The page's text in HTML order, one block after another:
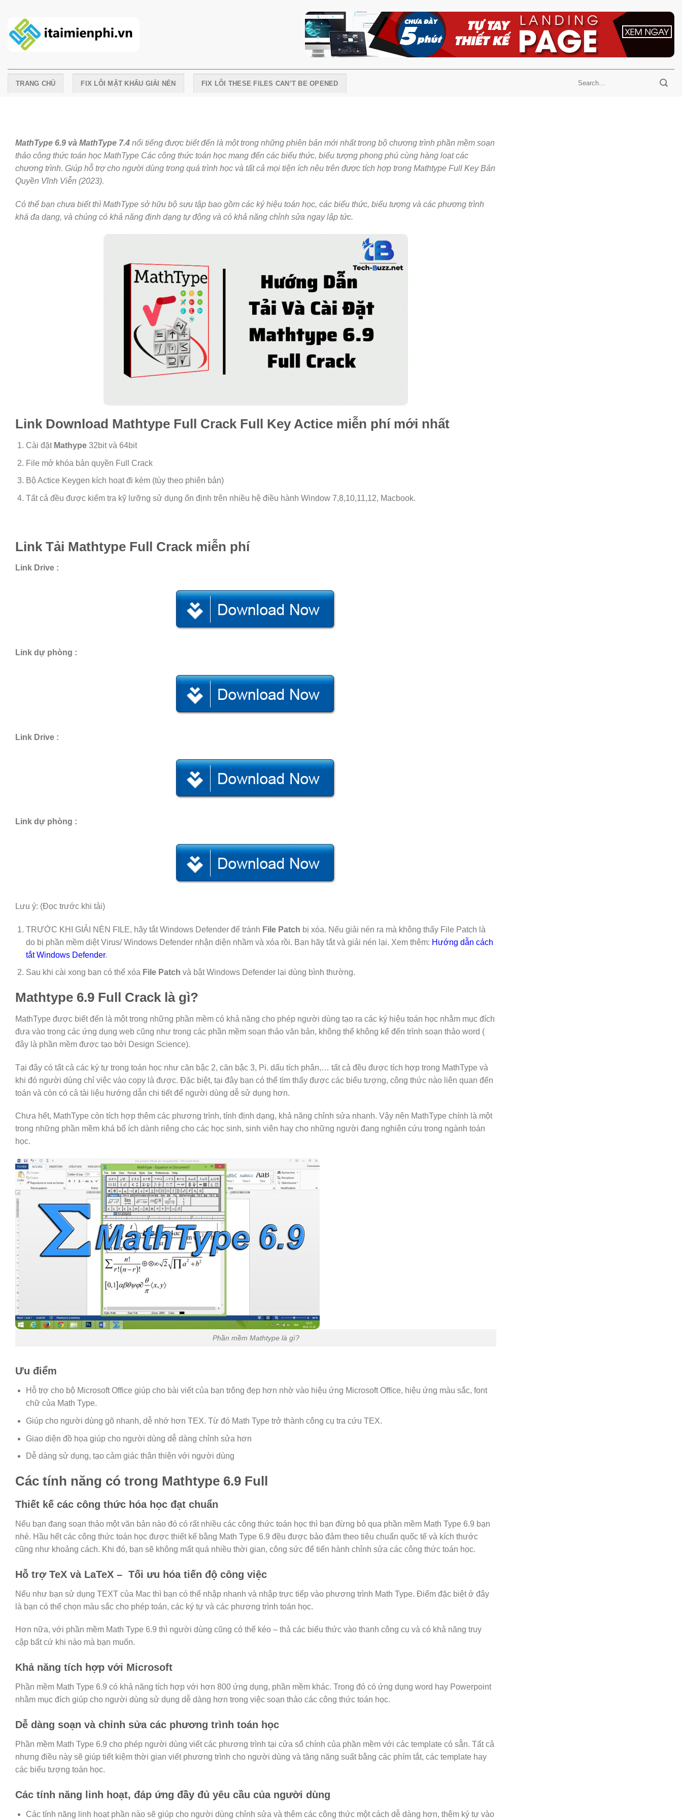
content
TRANG CHỦ FIX LỖI MẬT KHẨU GIẢI NÉN FIX LỖI THESE FILES CAN’T BE OPENED
MathType 6.9 và MathType 7.4 nổi tiếng được biết đến là một trong những phiên bản mới nhất trong bộ chương trình phần mềm soạn
thảo công thức toán học MathType Các công thức toán học mang đến các biểu thức, biểu tượng phong phú cùng hàng loạt các
chương trình. Giúp hỗ trợ cho người dùng trong quá trình học và tất cả mọi tiện ích nêu trên được tích hợp trong Mathtype Full Key Bản
Quyền Vĩnh Viễn (2023).
Có thể bạn chưa biết thì MathType sở hữu bộ sưu tập bao gồm các ký hiệu toán học, các biểu thức, biểu tượng và các phương trình
khá đa dạng, và chúng có khả năng định dạng tự động và có khả năng chỉnh sửa ngay lập tức.
Link Download Mathtype Full Crack Full Key Actice miễn phí mới nhất
Cài đặt Mathype32bit và 64bit
File mở khóa bản quyền Full Crack
Bộ Actice Keygen kích hoạt đi kèm (tùy theo phiên bản)
Tất cả đều được kiểm tra kỹ lưỡng sử dụng ổn định trên nhiều hệ điều hành Window 7,8,10,11,12, Macbook.
Link Tải Mathtype Full Crack miễn phí
Link Drive :
Link dự phòng :
Link Drive :
Link dự phòng :
Lưu ý: (Đọc trước khi tải)
TRƯỚC KHI GIẢI NÉN FILE, hãy tắt Windows Defender để tránh File Patch bị xóa. Nếu giải nén ra mà không thấy File Patch là
do bị phần mềm diệt Virus/ Windows Defender nhận diện nhầm và xóa rồi. Bạn hãy tắt và giải nén lại. Xem thêm: Hướng dẫn cách
tắt Windows Defender.
Sau khi cài xong bạn có thể xóa File Patch và bật Windows Defender lại dùng bình thường.
Mathtype 6.9 Full Crack là gì?
MathType được biết đến là một trong những phần mềm có khả năng cho phép người dùng tạo ra các ký hiệu toán học nhằm mục đích
đưa vào trong các ứng dụng web cũng như trong các phần mềm soạn thảo văn bản, không thể không kể đến trình soạn thảo word (
đây là phần mềm được tạo bởi Design Science).
Tại đây có tất cả các ký tự trong toán học như căn bậc 2, căn bậc 3, Pi. dấu tích phân,… tất cả đều được tích hợp trong MathType và
khi đó người dùng chỉ việc vào copy là được. Đặc biệt, tại đây bạn có thể tìm thấy được các biểu tượng, công thức nào liên quan đến
toán và còn có cả tài liệu hướng dẫn chi tiết để người dùng dễ sử dụng hơn.
Chưa hết, MathType còn tích hợp thêm các phương trình, tính định dạng, khả năng chỉnh sửa nhanh. Vậy nên MathType chính là một
trong những phần mềm khá bổ ích dành riêng cho các học sinh, sinh viên hay cho những người đang nghiên cứu trong ngành toán
học.
Phần mềm Mathtype là gì?
Ưu điểm
Hỗ trợ cho bộ Microsoft Office giúp cho bài viết của bạn trông đẹp hơn nhờ vào hiệu ứng Microsoft Office, hiệu ứng màu sắc, font
chữ của Math Type.
Giúp cho người dùng gõ nhanh, dễ nhớ hơn TEX. Từ đó Math Type trở thành công cụ tra cứu TEX.
Giao diện đồ họa giúp cho người dùng dễ dàng chỉnh sửa hơn
Dễ dàng sử dụng, tạo cảm giác thân thiện với người dùng
Các tính năng có trong Mathtype 6.9 Full
Thiết kế các công thức hóa học đạt chuẩn
Nếu bạn đang soạn thảo một văn bản nào đó có rất nhiều các công thức toán học thì bạn đừng bỏ qua phần mềm Math Type 6.9 bạn
nhé. Hầu hết các công thức toán học được thiết kế bằng Math Type 6.9 đều được bảo đảm theo tiêu chuẩn quốc tế và kích thước
cũng như khoảng cách. Khi đó, bạn sẽ không mất quá nhiều thời gian, công sức để tiến hành chỉnh sửa các công thức toán học.
Hỗ trợ TeX và LaTeX – Tối ưu hóa tiến độ công việc
Nếu như bạn sử dụng TEXT của Mac thì bạn có thể nhập nhanh và nhập trực tiếp vào phương trình Math Type. Điểm đặc biệt ở đây
là bạn có thể chọn màu sắc cho phép toán, các ký tự và các phương trình toán học.
Hơn nữa, với phần mềm Math Type 6.9 thì người dùng cũng có thể kéo – thả các biểu thức vào thanh công cụ và có khả năng truy
cập bất cứ khi nào mà bạn muốn.
Khả năng tích hợp với Microsoft
Phần mềm Math Type 6.9 có khả năng tích hợp với hơn 800 ứng dụng, phần mềm khác. Trong đó có ứng dụng word hay Powerpoint
nhằm mục đích giúp cho người dùng sử dụng dễ dàng hơn trong việc soạn thảo các công thức toán học.
Dễ dàng soạn và chỉnh sửa các phương trình toán học
Phần mềm Math Type 6.9 cho phép người dùng viết các phương trình tại cửa sổ chính của phần mềm với các template có sẵn. Tất cả
nhưng điều này sẽ giúp tiết kiệm thời gian viết phương trình cho người dùng và tăng năng suất bằng các phím tắt, các template hay
các biểu tượng toán học.
Các tính năng linh hoạt, đáp ứng đầy đủ yêu cầu của người dùng
Các tính năng linh hoạt phần nào sẽ giúp cho người dùng chỉnh sửa và thêm các công thức một cách dễ dàng hơn, thêm ký tự vào